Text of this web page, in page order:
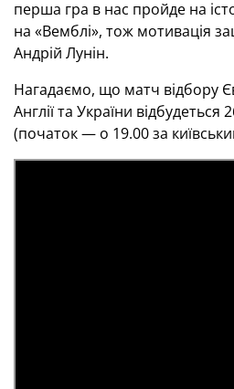
перша гра в нас пройде на
на «Вемблі», тож мотивація
Андрій Лунін.
Нагадаємо, що матч відбору
Англії та України
(початок — о 19.00 за